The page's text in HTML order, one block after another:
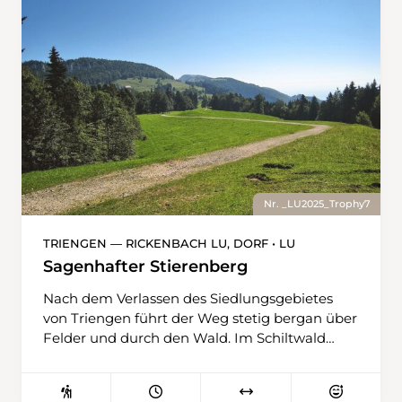
Nr. _LU2025_Trophy7
TRIENGEN — RICKENBACH LU, DORF • LU
Sagenhafter Stierenberg
Nach dem Verlassen des Siedlungsgebietes
von Triengen führt der Weg stetig bergan über
Felder und durch den Wald. Im Schiltwald
bereits der nächste Aufstieg zum Stierenberg